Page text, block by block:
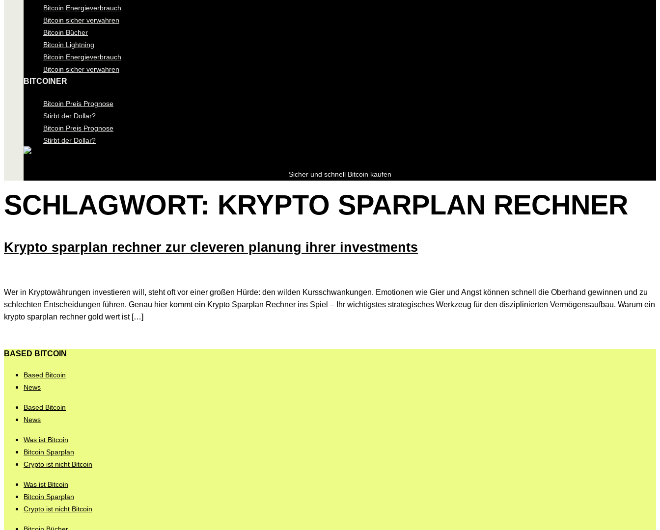
Bitcoin Energieverbrauch
Bitcoin sicher verwahren
Bitcoin Bücher
Bitcoin Lightning
Bitcoin Energieverbrauch
Bitcoin sicher verwahren
BITCOINER
Bitcoin Preis Prognose
Stirbt der Dollar?
Bitcoin Preis Prognose
Stirbt der Dollar?
Sicher und schnell Bitcoin kaufen
SCHLAGWORT: KRYPTO SPARPLAN RECHNER
Krypto sparplan rechner zur cleveren planung ihrer investments
Wer in Kryptowährungen investieren will, steht oft vor einer großen Hürde: den wilden Kursschwankungen. Emotionen wie Gier und Angst können schnell die Oberhand gewinnen und zu
schlechten Entscheidungen führen. Genau hier kommt ein Krypto Sparplan Rechner ins Spiel – Ihr wichtigstes strategisches Werkzeug für den disziplinierten Vermögensaufbau. Warum ein
krypto sparplan rechner gold wert ist […]
BASED BITCOIN
Based Bitcoin
News
Based Bitcoin
News
Was ist Bitcoin
Bitcoin Sparplan
Crypto ist nicht Bitcoin
Was ist Bitcoin
Bitcoin Sparplan
Crypto ist nicht Bitcoin